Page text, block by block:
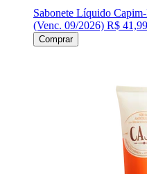
Sabonete Líquido
(Venc. 09/2026) R$ 41,99
Comprar